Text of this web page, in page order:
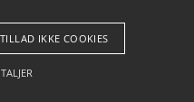
Pilanto Aps
TILLAD IKKE COOKIES